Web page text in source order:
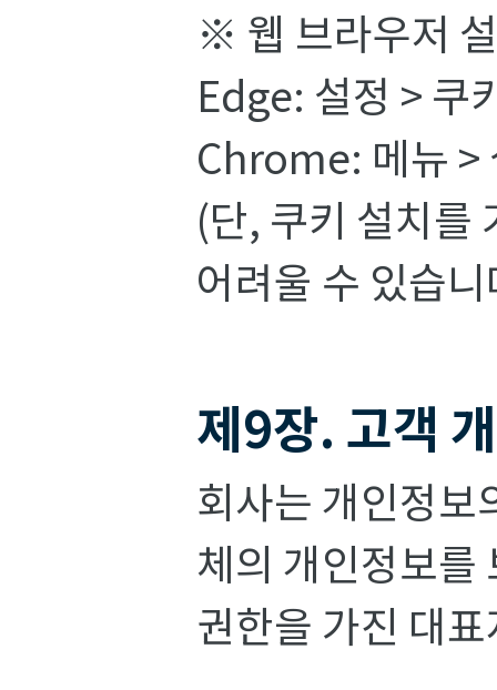
※ 웹 브라우저
Edge: 설정 > 쿠
Chrome: 메뉴 >
(단, 쿠키 설치를
어려울 수 있습
제9장. 고객
회사는 개인정보
체의 개인정보를
권한을 가진 대